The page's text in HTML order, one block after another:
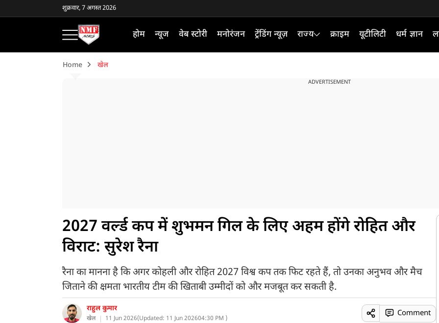
शुक्रवार, 7 अगस्त 2026
होम न्यूज वेब स्टोरी मनोरंजन ट्रेंडिंग न्यूज़ राज्य क्राइम यूटीलिटी धर्म ज्ञान
Home खेल
ADVERTISEMENT
2027 वर्ल्ड कप में शुभमन गिल के लिए अहम होंगे रोहित और
विराट: सुरेश रैना
रैना का मानना है कि अगर कोहली और रोहित 2027 विश्व कप तक फिट रहते हैं, तो उनका अनुभव और मैच
जिताने की क्षमता भारतीय टीम की खिताबी उम्मीदों को और मजबूत कर सकती है.
राहुल कुमार
खेल 11 Jun 2026(Updated: 11 Jun 202604:30 PM )
Comment